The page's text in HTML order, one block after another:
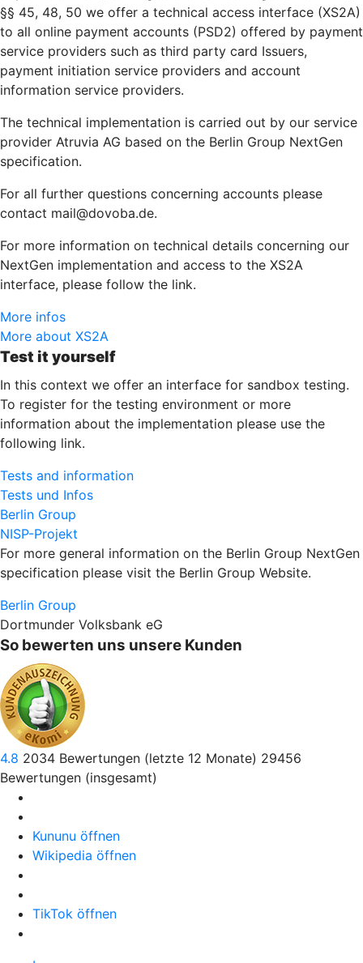
§§ 45, 48, 50 we offer a technical access interface (XS2A)
to all online payment accounts (PSD2) offered by payment
service providers such as third party card Issuers,
payment initiation service providers and account
information service providers.
The technical implementation is carried out by our service
provider Atruvia AG based on the Berlin Group NextGen
specification.
For all further questions concerning accounts please
contact mail@dovoba.de.
For more information on technical details concerning our
NextGen implementation and access to the XS2A
interface, please follow the link.
More infos
More about XS2A
Test it yourself
In this context we offer an interface for sandbox testing.
To register for the testing environment or more
information about the implementation please use the
following link.
Tests and information
Tests und Infos
Berlin Group
NISP-Projekt
For more general information on the Berlin Group NextGen
specification please visit the Berlin Group Website.
Berlin Group
Dortmunder Volksbank eG
So bewerten uns unsere Kunden
4.8 2034 Bewertungen (letzte 12 Monate) 29456
Bewertungen (insgesamt)
Kununu öffnen
Wikipedia öffnen
TikTok öffnen